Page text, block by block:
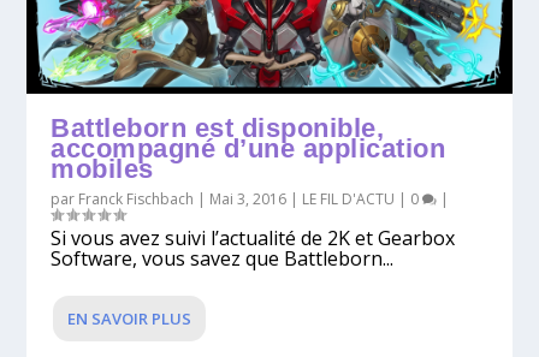
Battleborn est disponible,
accompagné d’une application
mobiles
par Franck Fischbach | Mai 3, 2016 | LE FIL D'ACTU | 0 |
Si vous avez suivi l’actualité de 2K et Gearbox
Software, vous savez que Battleborn...
EN SAVOIR PLUS